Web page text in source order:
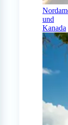
und
Kanada